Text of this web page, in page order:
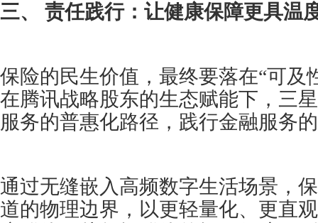
三、 责任践行：让健康保障更具温
保险的民生价值，最终要落在“可及
在腾讯战略股东的生态赋能下，三
服务的普惠化路径，践行金融服务
通过无缝嵌入高频数字生活场景，
道的物理边界，以更轻量化、更直